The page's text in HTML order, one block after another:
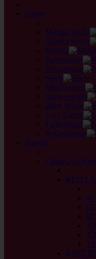
Garne
Merino Wolle
Alpaka Wolle
Mohair
Baumwolle
Naturfasern
Seide
Mischungen
Sockenwolle
Baby Wolle
Lace Garne
Farbverlauf
Beilaufgarne
Nadeln
ChiaoGoo
RED
40
60
80
KNIT